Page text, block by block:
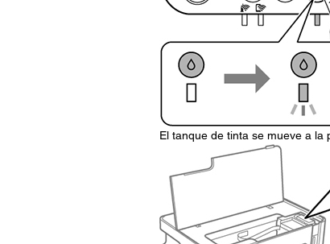
El tanque de tinta se mueve a la